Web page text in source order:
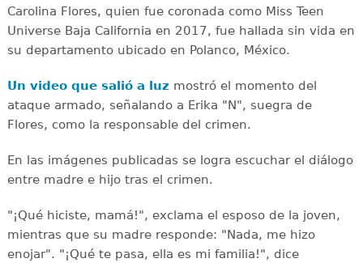
Carolina Flores, quien fue coronada como Miss Teen
Universe Baja California en 2017, fue hallada sin vida en
su departamento ubicado en Polanco, México.
Un video que salió a luz mostró el momento del
ataque armado, señalando a Erika "N", suegra de
Flores, como la responsable del crimen.
En las imágenes publicadas se logra escuchar el diálogo
entre madre e hijo tras el crimen.
"¡Qué hiciste, mamá!", exclama el esposo de la joven,
mientras que su madre responde: "Nada, me hizo
enojar". "¡Qué te pasa, ella es mi familia!", dice